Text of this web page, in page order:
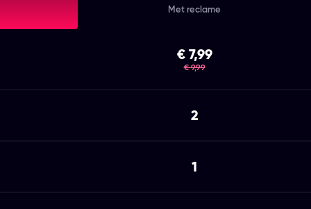
Met reclame
€ 7,99
was
€ 9,99
2
1